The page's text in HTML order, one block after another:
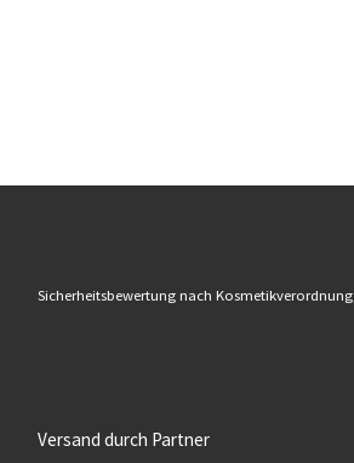
Sicherheitsbewertung nach Kosmetikverordnung
Versand durch Partner